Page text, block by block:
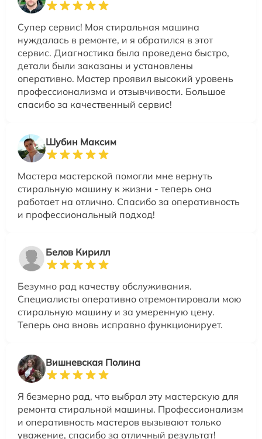
Супер сервис! Моя стиральная машина
нуждалась в ремонте, и я обратился в этот
сервис. Диагностика была проведена быстро,
детали были заказаны и установлены
оперативно. Мастер проявил высокий уровень
профессионализма и отзывчивости. Большое
спасибо за качественный сервис!
Шубин Максим
Мастера мастерской помогли мне вернуть
стиральную машину к жизни - теперь она
работает на отлично. Спасибо за оперативность
и профессиональный подход!
Белов Кирилл
Безумно рад качеству обслуживания.
Специалисты оперативно отремонтировали мою
стиральную машину и за умеренную цену.
Теперь она вновь исправно функционирует.
Вишневская Полина
Я безмерно рад, что выбрал эту мастерскую для
ремонта стиральной машины. Профессионализм
и оперативность мастеров вызывают только
уважение, спасибо за отличный результат!